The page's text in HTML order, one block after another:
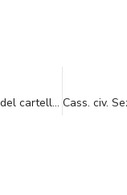
I soliti “furbetti” del cartellino